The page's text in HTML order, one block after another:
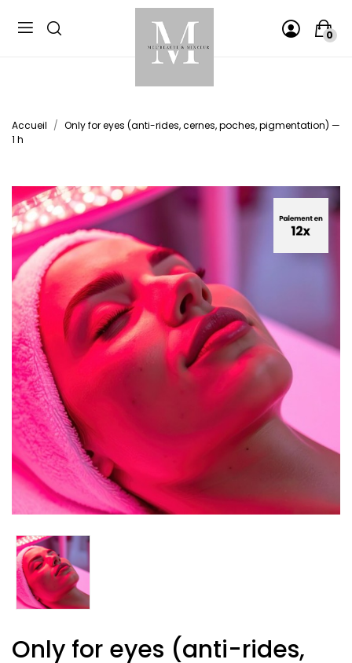
Panneau de gestion des cookies
0
Accueil
Only for eyes (anti-rides, cernes, poches, pigmentation) —
1 h
Only for eyes (anti-rides,